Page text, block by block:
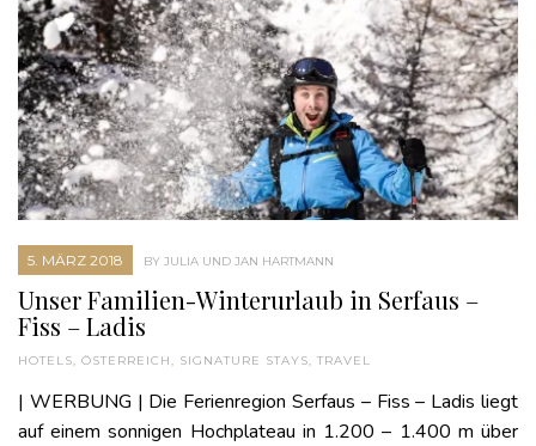
5. MÄRZ 2018 BY JULIA UND JAN HARTMANN
Unser Familien-Winterurlaub in Serfaus –
Fiss – Ladis
HOTELS ÖSTERREICH SIGNATURE STAYS TRAVEL
| WERBUNG | Die Ferienregion Serfaus – Fiss – Ladis liegt
auf einem sonnigen Hochplateau in 1.200 – 1.400 m über